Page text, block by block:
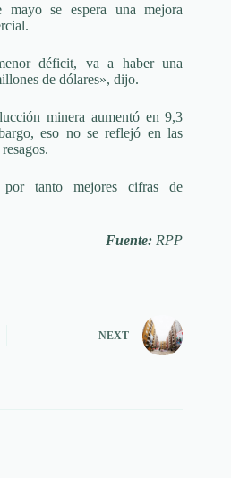
se espera una mejora
déficit, va a haber una
de dólares», dijo.
minera aumentó en 9,3
eso no se reflejó en las
tanto mejores cifras de
Fuente: RPP
NEXT